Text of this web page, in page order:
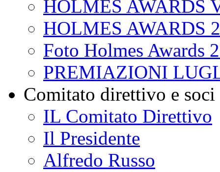
HOLMES AWARDS
HOLMES AWARDS
Foto Holmes Awards
PREMIAZIONI
Comitato direttivo e
IL Comitato Direttivo
Il Presidente
Alfredo Russo